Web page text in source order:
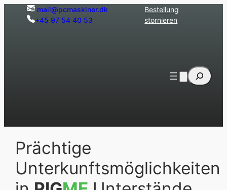
mail@pcmaskiner.dk
+45 97 54 40 53
Bestellung
stornieren
Suche
Prächtige
Unterkunftsmöglichkeiten